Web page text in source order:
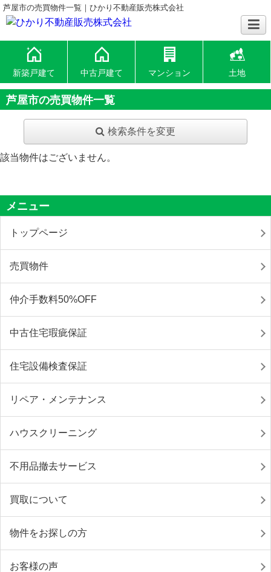
芦屋市の売買物件一覧｜ひかり不動産販売株式会社
新築戸建て 中古戸建て マンション 土地
芦屋市の売買物件一覧
検索条件を変更
該当物件はございません。
メニュー
トップページ
売買物件
仲介手数料50%OFF
中古住宅瑕疵保証
住宅設備検査保証
リペア・メンテナンス
ハウスクリーニング
不用品撤去サービス
買取について
物件をお探しの方
お客様の声